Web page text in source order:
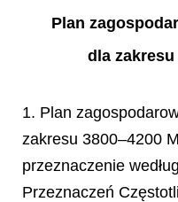
Plan
dla zakresu
1. Plan
zakresu 3800–4200
przeznaczenie
Przeznaczeń